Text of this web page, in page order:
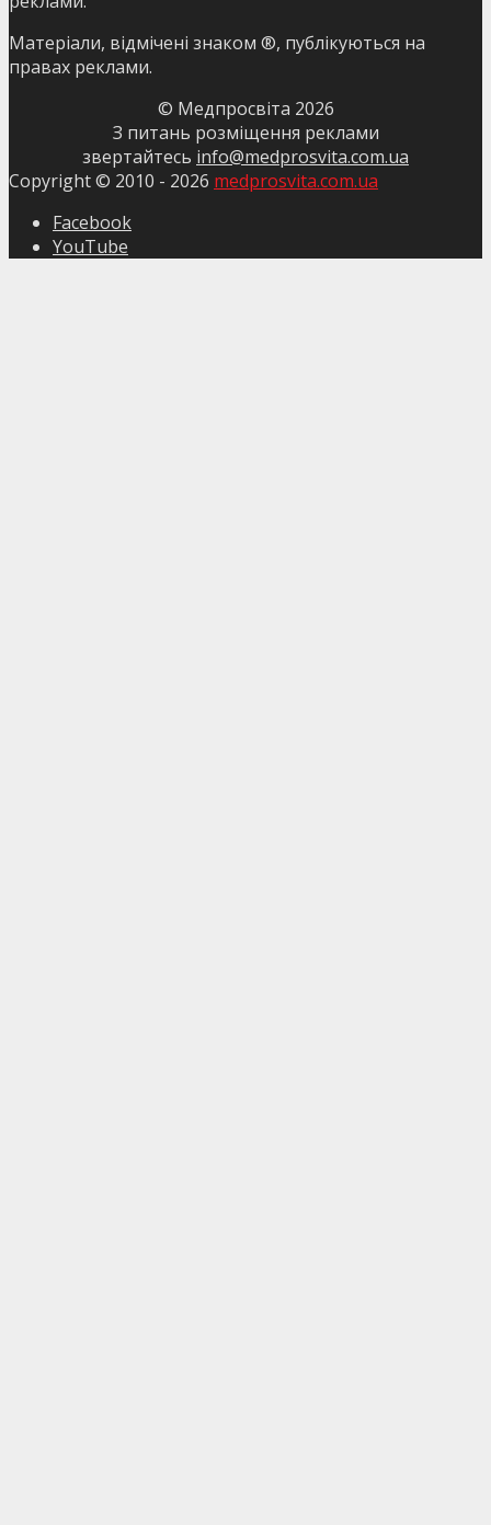
Матеріали, відмічені знаком ®, публікуються на
правах реклами.
© Медпросвіта 2026
З питань розміщення реклами
звертайтесь info@medprosvita.com.ua
Copyright © 2010 - 2026 medprosvita.com.ua
Facebook
YouTube